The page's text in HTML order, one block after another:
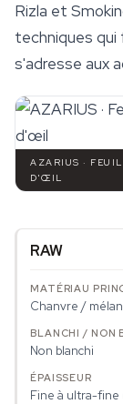
Rizla et
techniques
s'adresse aux
AZARIUS ·
D'ŒIL
RAW
Chanvre /
Non blanchi
Fine à ultra-fine